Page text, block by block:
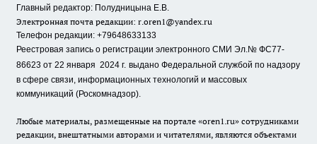
Главный редактор: Полудницына Е.В.
Электронная почта редакции: r.oren1@yandex.ru
Телефон редакции: +79648633133
Реестровая запись о регистрации электронного СМИ Эл.№ ФС77-
86623 от 22 января 2024 г. выдано Федеральной службой по надзору
в сфере связи, информационных технологий и массовых
коммуникаций (Роскомнадзор).
Любые материалы, размещенные на портале «oren1.ru» сотрудниками
редакции, внештатными авторами и читателями, являются объектами